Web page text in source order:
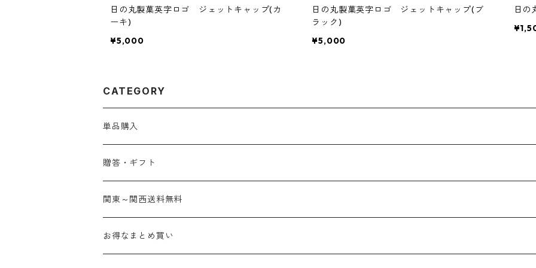
日の丸製菓英字ロゴ ジェットキャップ(カ
ーキ)
¥5,000
日の丸製菓英字ロゴ ジェットキャップ(ブ
ラック)
¥5,000
日の
CATEGORY
単品購入
贈答・ギフト
関東～関西送料無料
お得なまとめ買い